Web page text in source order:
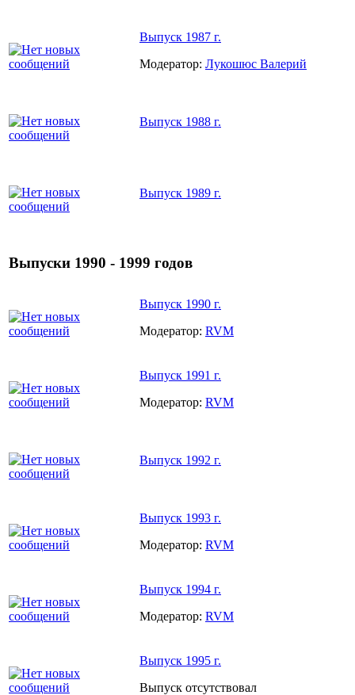
Выпуск 1987 г.
Модератор: Лукошюс Валерий
Выпуск 1988 г.
Выпуск 1989 г.
Выпуски 1990 - 1999 годов
Выпуск 1990 г.
Модератор: RVM
Выпуск 1991 г.
Модератор: RVM
Выпуск 1992 г.
Выпуск 1993 г.
Модератор: RVM
Выпуск 1994 г.
Модератор: RVM
Выпуск 1995 г.
Выпуск отсутствовал